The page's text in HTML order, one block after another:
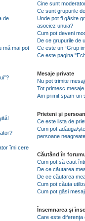
de
mă mai pot
îmi cere
Cine sunt
Ce sunt grupurile
Unde pot fi găsite
asociez unuia?
Cum pot deveni
De ce grupurile de
Ce este un “Grup
Ce este pagina
Mesaje private
Nu pot trimite
Tot primesc
Am primit spam-uri
Prieteni şi
Ce este lista de
Cum pot adăuga/
persoane
Căutând în
Cum pot să caut
De ce căutarea
De ce căutarea
Cum pot căuta
Cum pot găsi
Însemnarea şi
Care este